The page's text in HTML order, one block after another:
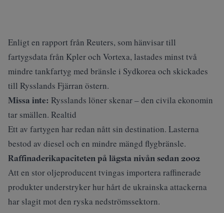
Enligt en rapport från Reuters, som hänvisar till
fartygsdata från Kpler och Vortexa, lastades minst två
mindre tankfartyg med bränsle i Sydkorea och skickades
till Rysslands Fjärran östern.
Missa inte: Rysslands löner skenar – den civila ekonomin
tar smällen. Realtid
Ett av fartygen har redan nått sin destination. Lasterna
bestod av diesel och en mindre mängd flygbränsle.
Raffinaderikapaciteten på lägsta nivån sedan 2002
Att en stor oljeproducent tvingas importera raffinerade
produkter understryker hur hårt de ukrainska attackerna
har slagit mot den ryska nedströmssektorn.